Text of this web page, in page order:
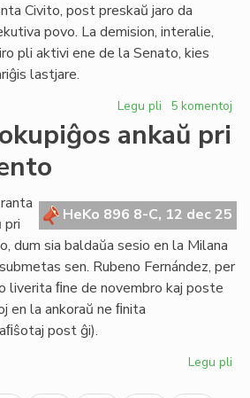
Civito, post preskaŭ jaro da
povo. La demision, interalie,
pli aktivi ene de la Senato, kies
lastjare.
Legu pli pri
Fernàndez:
demisio
Kapitulo,
daŭrigo
en
la
Senato
5 komentoj
ankaŭ pri
HeKo 896 8-C, 12 dec 25
pri
dum sia baldaŭa sesio en la Milana
sen. Rubeno Fernández, per
liverita ﬁne de novembro kaj poste
en la ankoraŭ ne ﬁnita
post ĝi).
Legu pli